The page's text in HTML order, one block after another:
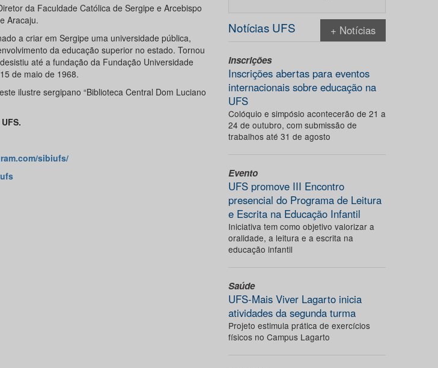
da Faculdade Católica de Sergipe e Arcebispo
Aracaju.
a criar em Sergipe uma universidade pública,
da educação superior no estado. Tornou
até a fundação da Fundação Universidade
de maio de 1968.
ilustre sergipano “Biblioteca Central Dom Luciano
sibiufs/
Notícias UFS + Notícias
Inscrições
Inscrições abertas para eventos
internacionais sobre educação na
UFS
Colóquio e simpósio acontecerão de 21 a
24 de outubro, com submissão de
trabalhos até 31 de agosto
Evento
UFS promove III Encontro
presencial do Programa de Leitura
e Escrita na Educação Infantil
Iniciativa tem como objetivo valorizar a
oralidade, a leitura e a escrita na
educação infantil
Saúde
UFS-Mais Viver Lagarto inicia
atividades da segunda turma
Projeto estimula prática de exercícios
físicos no Campus Lagarto